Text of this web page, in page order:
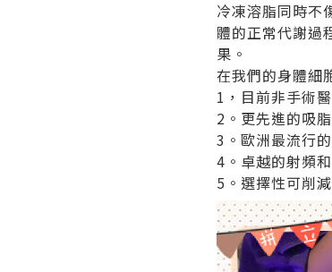
冷凍溶脂同時不
體的正常代謝過
果。
在我們的身體細
1，目前非手術
2。更先進的吸
3。歐洲最流行
4。卓越的射頻
5。選擇性可削